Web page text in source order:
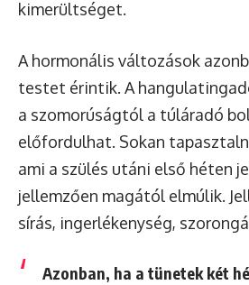
kimerültséget.
A hormonális változások
testet érintik. A
a szomorúságtól a túláradó
előfordulhat. Sokan
ami a szülés utáni első héten
jellemzően magától elmúlik.
sírás, ingerlékenység,
Azonban, ha a tünetek két